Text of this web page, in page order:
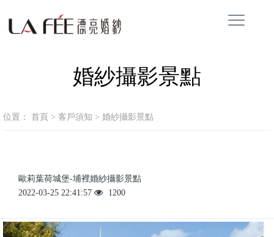
婚紗攝影景點
位置： 首頁 > 客戶須知 > 婚紗攝影景點
歐莉葉荷城堡-埔裡婚紗攝影景點
2022-03-25 22:41:57 1200